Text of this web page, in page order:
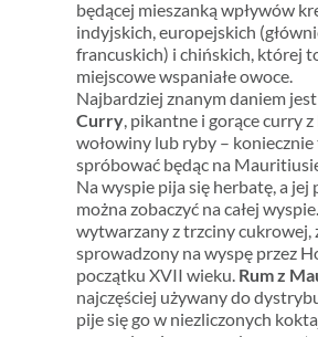
będącej mieszanką wpływów
indyjskich, europejskich
francuskich) i chińskich, której
miejscowe wspaniałe owoce.
Najbardziej znanym daniem jest
Curry, pikantne i gorące curry z
wołowiny lub ryby –
spróbować będąc na
Na wyspie pija się herbatę, a jej
można zobaczyć na całej
wytwarzany z trzciny cukrowej,
sprowadzony na wyspę przez
początku XVII wieku. Rum z
najczęściej używany do
pije się go w niezliczonych